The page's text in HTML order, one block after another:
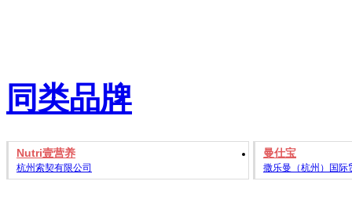
同类品牌
Nutri壹营养
杭州索契有限公司
曼仕宝
撒乐曼（杭州）国际